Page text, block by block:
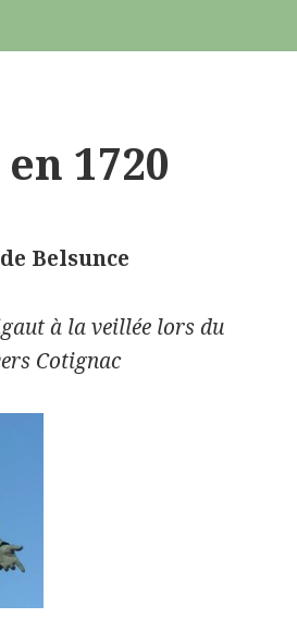
1720
Belsunce
à la veillée lors du
Cotignac